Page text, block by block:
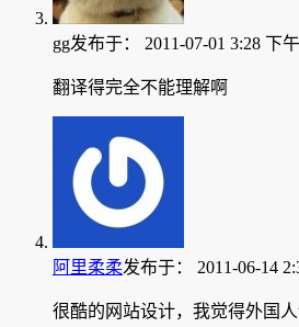
gg发布于： 2011-07-01 3:28 下午
翻译得完全不能理解啊
阿里柔柔发布于： 2011-06-14
很酷的网站设计，我觉得外国